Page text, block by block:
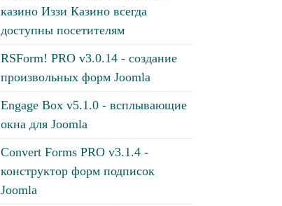
казино Иззи Казино всегда
доступны посетителям
RSForm! PRO v3.0.14 - создание
произвольных форм Joomla
Engage Box v5.1.0 - всплывающие
окна для Joomla
Convert Forms PRO v3.1.4 -
конструктор форм подписок
Joomla